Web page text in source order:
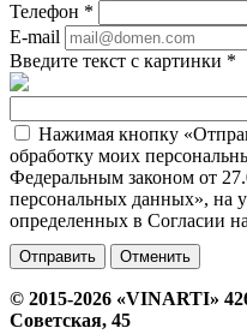
Телефон *
E-mail
Введите текст с картинки *
Нажимая кнопку
обработку моих
Федеральным законом от
персональных данных», на
определенных в Согласии
Отменить
© 2015-2026 «VINARTI»
Советская, 45